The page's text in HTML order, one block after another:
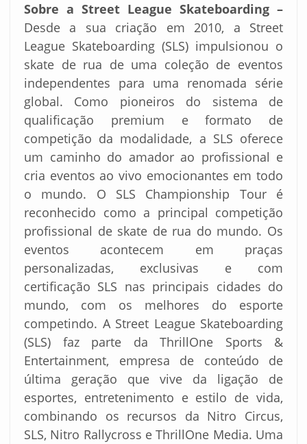
Sobre a Street League Skateboarding –
Desde a sua criação em 2010, a Street
League Skateboarding (SLS) impulsionou o
skate de rua de uma coleção de eventos
independentes para uma renomada série
global. Como pioneiros do sistema de
qualificação premium e formato de
competição da modalidade, a SLS oferece
um caminho do amador ao profissional e
cria eventos ao vivo emocionantes em todo
o mundo. O SLS Championship Tour é
reconhecido como a principal competição
profissional de skate de rua do mundo. Os
eventos acontecem em praças
personalizadas, exclusivas e com
certificação SLS nas principais cidades do
mundo, com os melhores do esporte
competindo. A Street League Skateboarding
(SLS) faz parte da ThrillOne Sports &
Entertainment, empresa de conteúdo de
última geração que vive da ligação de
esportes, entretenimento e estilo de vida,
combinando os recursos da Nitro Circus,
SLS, Nitro Rallycross e ThrillOne Media. Uma